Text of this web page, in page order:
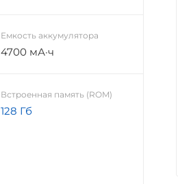
Емкость аккумулятора
4700 мА·ч
Встроенная память (ROM)
128 Гб